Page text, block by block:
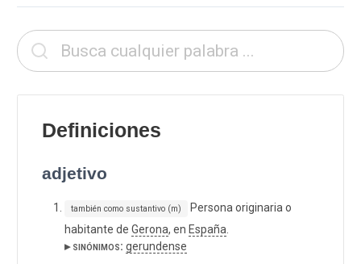
Definiciones
adjetivo
también como sustantivo (m)
Persona originaria o
habitante de Gerona, en España
▸ sinónimos: gerundense